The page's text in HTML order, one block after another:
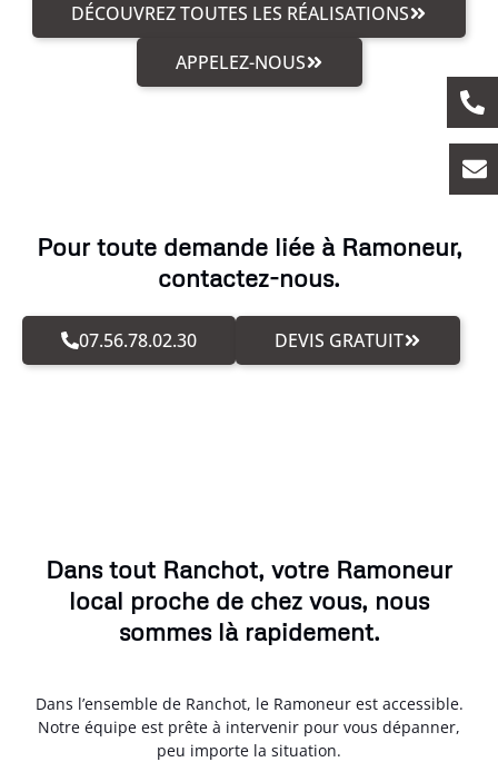
DÉCOUVREZ TOUTES LES RÉALISATIONS
APPELEZ-NOUS
Pour toute demande liée à Ramoneur,
contactez-nous.
07.56.78.02.30 DEVIS GRATUIT
Dans tout Ranchot, votre Ramoneur
local proche de chez vous, nous
sommes là rapidement.
Dans l’ensemble de Ranchot, le Ramoneur est accessible.
Notre équipe est prête à intervenir pour vous dépanner,
peu importe la situation.